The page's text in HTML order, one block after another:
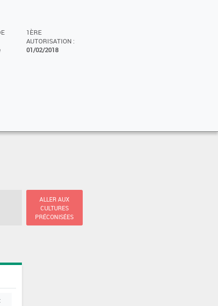
1ÈRE
AUTORISATION :
01/02/2018
ALLER AUX
CULTURES
PRÉCONISÉES